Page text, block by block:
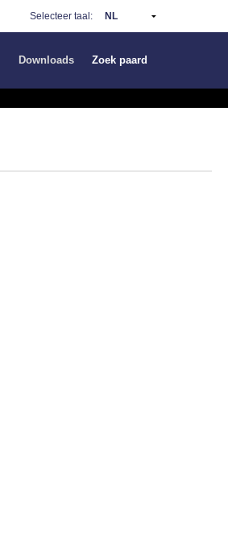
Selecteer taal:
Downloads Zoek paard